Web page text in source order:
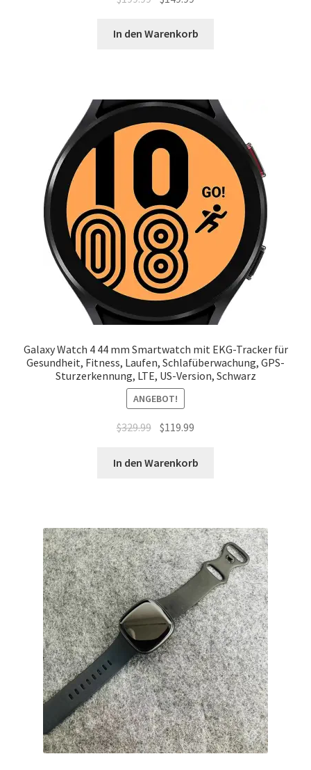
war:
ist:
In den Warenkorb
Galaxy Watch 4 44 mm Smartwatch mit EKG-Tracker für
Gesundheit, Fitness, Laufen, Schlafüberwachung, GPS-
Sturzerkennung, LTE, US-Version, Schwarz
ANGEBOT!
$329.99 Ursprünglicher
war:
$119.99
ist:
In den Warenkorb